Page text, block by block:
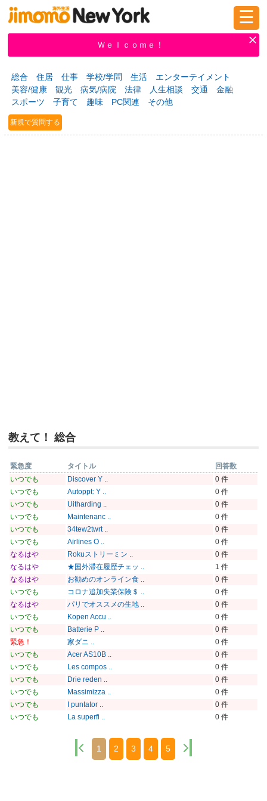
新規登録
掲示板 タウン情報 教えて！
☰
Ｗｅｌｃｏｍｅ！
総合 住居 仕事 学校/学問 生活
エンターテイメント
美容/健康
観光 病気/病院 法律 人生相談 交通
金融
スポーツ
子育て 趣味 PC関連 その他
新規で質問する
教えて！ 総合
緊急度 タイトル
回答数
いつでも
Discover Y ..
0 件
いつでも
Autoppt: Y ..
0 件
いつでも
Uitharding ..
0 件
いつでも
Maintenanc ..
0 件
いつでも
34tew2twrt ..
0 件
いつでも
Airlines O ..
0 件
なるはや
Rokuストリーミン ..
0 件
なるはや
★国外滞在履歴チェッ ..
1 件
なるはや
お勧めのオンライン食 ..
0 件
いつでも
コロナ追加失業保険＄ ..
0 件
なるはや
パリでオススメの生地 ..
0 件
いつでも
Kopen Accu ..
0 件
いつでも
Batterie P ..
0 件
緊急！
家ダニ ..
0 件
いつでも
Acer AS10B ..
0 件
いつでも
Les compos ..
0 件
いつでも
Drie reden ..
0 件
いつでも
Massimizza ..
0 件
いつでも
I puntator ..
0 件
いつでも
La superfi .. 0 件
1 2 3 4 5